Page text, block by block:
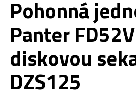
Pohonná
Panter
diskovou
DZS125